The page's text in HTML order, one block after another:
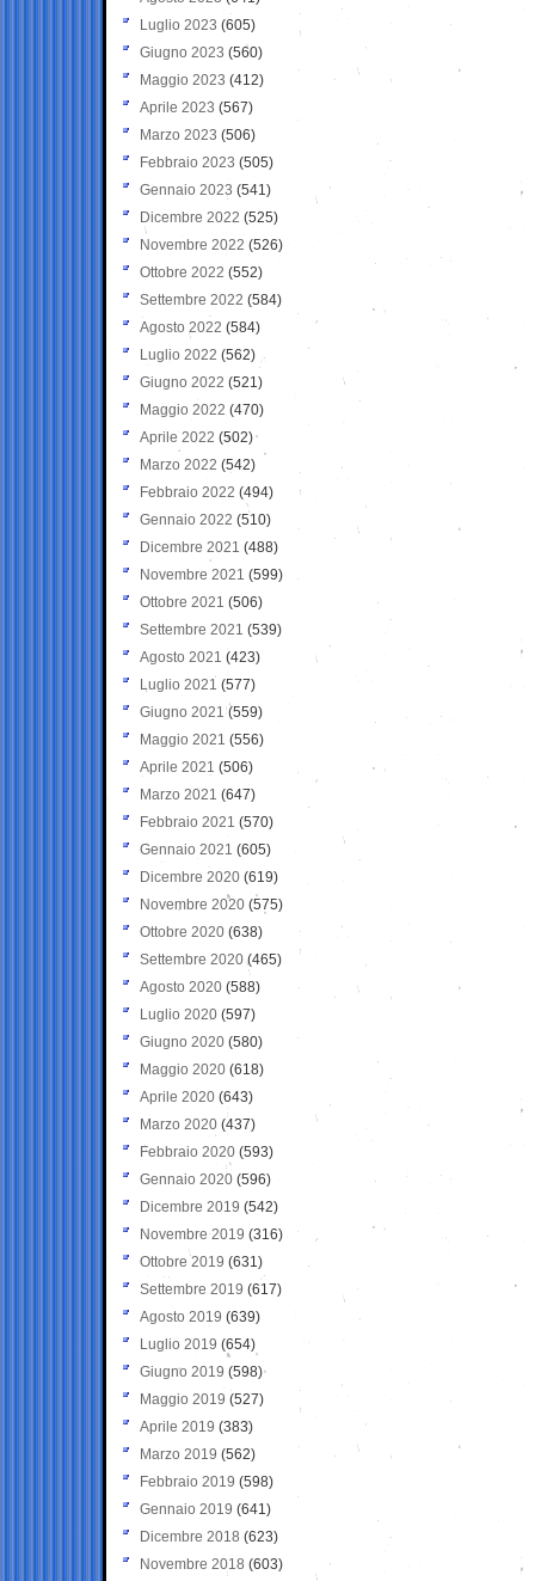
Luglio 2023 (605)
Giugno 2023 (560)
Maggio 2023 (412)
Aprile 2023 (567)
Marzo 2023 (506)
Febbraio 2023 (505)
Gennaio 2023 (541)
Dicembre 2022 (525)
Novembre 2022 (526)
Ottobre 2022 (552)
Settembre 2022 (584)
Agosto 2022 (584)
Luglio 2022 (562)
Giugno 2022 (521)
Maggio 2022 (470)
Aprile 2022 (502)
Marzo 2022 (542)
Febbraio 2022 (494)
Gennaio 2022 (510)
Dicembre 2021 (488)
Novembre 2021 (599)
Ottobre 2021 (506)
Settembre 2021 (539)
Agosto 2021 (423)
Luglio 2021 (577)
Giugno 2021(559)
Maggio 2021 (556)
Aprile 2021 (506)
Marzo 2021 (647)
Febbraio 2021 (570)
Gennaio 2021 (605)
Dicembre 2020 (619)
Novembre 2020 (575)
Ottobre 2020 (638)
Settembre 2020(465)
Agosto 2020 (588)
Luglio 2020 (597)
Giugno 2020 (580)
Maggio 2020 (618)
Aprile 2020 (643)
Marzo 2020 (437)
Febbraio 2020 (593)
Gennaio 2020 (596)
Dicembre 2019 (542)
Novembre 2019 (316)
Ottobre 2019 (631)
Settembre 2019 (617)
Agosto 2019 (639)
Luglio 2019 (654)
Giugno 2019 (598)
Maggio 2019 (527)
Aprile 2019 (383)
Marzo 2019 (562)
Febbraio 2019 (598)
Gennaio 2019 (641)
Dicembre 2018 (623)
Novembre 2018 (603)